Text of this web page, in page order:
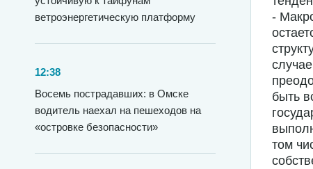
ветроэнергетическую платформу
12:38
Восемь пострадавших: в Омске
водитель наехал на пешеходов на
«островке безопасности»
-
быть
том